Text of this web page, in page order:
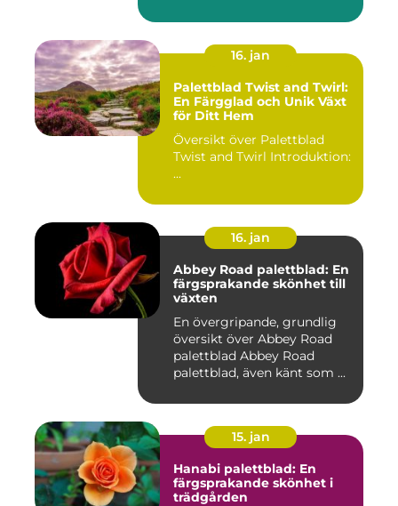
16. jan
Palettblad Twist and Twirl:
En Färgglad och Unik Växt
för Ditt Hem
Översikt över Palettblad
Twist and Twirl Introduktion:
...
16. jan
Abbey Road palettblad: En
färgsprakande skönhet till
växten
En övergripande, grundlig
översikt över Abbey Road
palettblad Abbey Road
palettblad, även känt som ...
15. jan
Hanabi palettblad: En
färgsprakande skönhet i
trädgården